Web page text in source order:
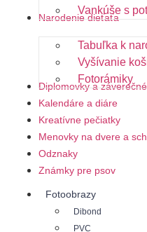
Vankúše s
Narodenie dieťaťa
Tabuľka k
Vyšívanie
Fotorámiky
Diplomovky a
Kalendáre a diáre
Kreatívne pečiatky
Menovky na dvere a
Odznaky
Známky pre psov
Fotoobrazy
Dibond
PVC